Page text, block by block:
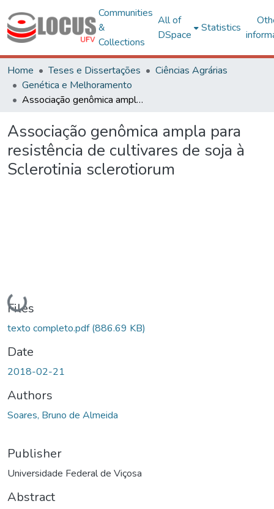
Communities
&
Collections
All of
DSpace
Statistics
Home Teses e Dissertações
Ciências Agrárias
Genética e Melhoramento
Associação genômica ampla para resistência de cultivares de soja à Sclerotinia sclerotiorum
Associação genômica ampla para
resistência de cultivares de soja à
Sclerotinia sclerotiorum
Loading...
Files
texto completo.pdf(886.69 KB)
Date
2018-02-21
Authors
Soares, Bruno de Almeida
Publisher
Universidade Federal de Viçosa
Abstract